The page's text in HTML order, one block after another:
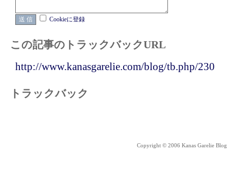
Cookieに登録
この記事のトラックバックURL
http://www.kanasgarelie.com/blog/tb.php/230
トラックバック
Copyright © 2006 Kanas Garelie